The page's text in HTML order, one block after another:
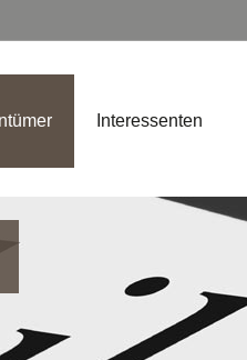
Interessenten